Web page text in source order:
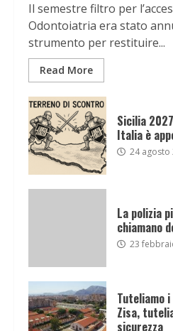
Il semestre filtro per
Odontoiatria era stato
strumento per restituire...
Read More
Sicilia
Italia è
24 agosto
La polizia
chiamano
23
Tuteliamo
Zisa,
sicurezza